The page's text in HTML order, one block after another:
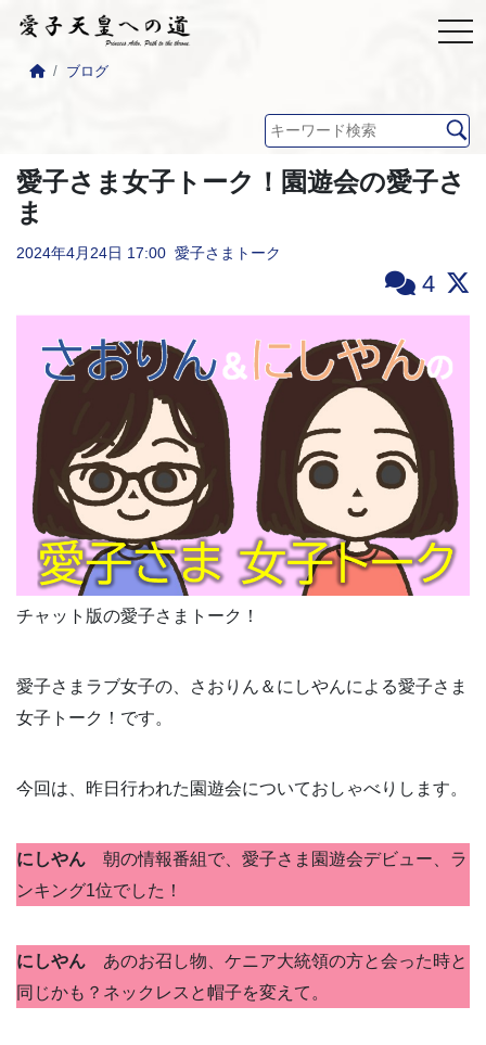
ブログ
愛子さま女子トーク！園遊会の愛子さ
ま
2024年4月24日 17:00 愛子さまトーク
4
チャット版の愛子さまトーク！
愛子さまラブ女子の、さおりん＆にしやんによる愛子さま
女子トーク！です。
今回は、昨日行われた園遊会についておしゃべりします。
にしやん 朝の情報番組で、愛子さま園遊会デビュー、ラ
ンキング1位でした！
にしやん あのお召し物、ケニア大統領の方と会った時と
同じかも？ネックレスと帽子を変えて。